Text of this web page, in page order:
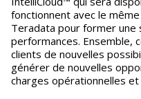
fonctionnent avec le
Teradata pour former une
performances. Ensemble,
clients de nouvelles
générer de nouvelles
charges opérationnelles